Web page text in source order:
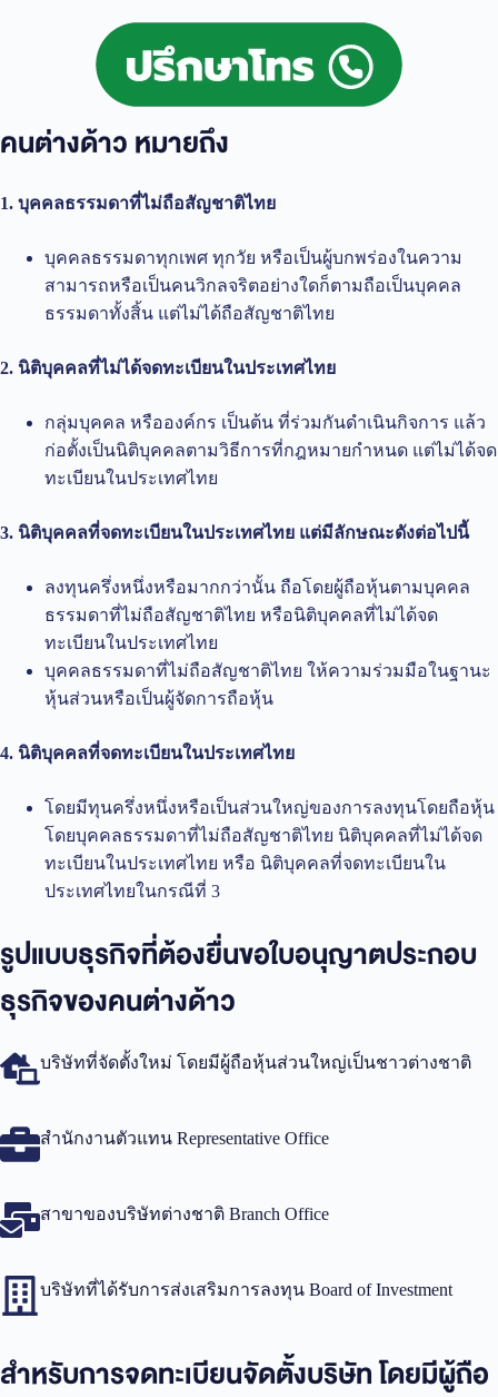
คนต่างด้าว หมายถึง
1. บุคคลธรรมดาที่ไม่ถือสัญชาติไทย
บุคคลธรรมดาทุกเพศ ทุกวัย หรือเป็นผู้บกพร่องในความ
สามารถหรือเป็นคนวิกลจริตอย่างใดก็ตามถือเป็นบุคคล
ธรรมดาทั้งสิ้น แต่ไม่ได้ถือสัญชาติไทย
2. นิติบุคคลที่ไม่ได้จดทะเบียนในประเทศไทย
กลุ่มบุคคล หรือองค์กร เป็นต้น ที่ร่วมกันดำเนินกิจการ แล้ว
ก่อตั้งเป็นนิติบุคคลตามวิธีการที่กฎหมายกำหนด แต่ไม่ได้จด
ทะเบียนในประเทศไทย
3. นิติบุคคลที่จดทะเบียนในประเทศไทย แต่มีลักษณะดังต่อไปนี้
ลงทุนครึ่งหนึ่งหรือมากกว่านั้น ถือโดยผู้ถือหุ้นตามบุคคล
ธรรมดาที่ไม่ถือสัญชาติไทย หรือนิติบุคคลที่ไม่ได้จด
ทะเบียนในประเทศไทย
บุคคลธรรมดาที่ไม่ถือสัญชาติไทย ให้ความร่วมมือในฐานะ
หุ้นส่วนหรือเป็นผู้จัดการถือหุ้น
4. นิติบุคคลที่จดทะเบียนในประเทศไทย
โดยมีทุนครึ่งหนึ่งหรือเป็นส่วนใหญ่ของการลงทุนโดยถือหุ้น
โดยบุคคลธรรมดาที่ไม่ถือสัญชาติไทย นิติบุคคลที่ไม่ได้จด
ทะเบียนในประเทศไทย หรือ นิติบุคคลที่จดทะเบียนใน
ประเทศไทยในกรณีที่ 3
รูปแบบธุรกิจที่ต้องยื่นขอใบอนุญาตประกอบ
ธุรกิจของคนต่างด้าว
บริษัทที่จัดตั้งใหม่ โดยมีผู้ถือหุ้นส่วนใหญ่เป็นชาวต่างชาติ
สำนักงานตัวแทน Representative Office
สาขาของบริษัทต่างชาติ Branch Office
บริษัทที่ได้รับการส่งเสริมการลงทุน Board of Investment
สำหรับการจดทะเบียนจัดตั้งบริษัท โดยมีผู้ถือ